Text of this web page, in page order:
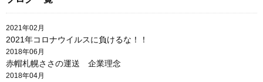
2021年02月
2021年コロナウイルスに負けるな！！
2018年06月
赤帽札幌ささの運送 企業理念
2018年04月